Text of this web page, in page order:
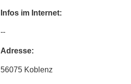
Infos im Internet:
--
Adresse:
56075 Koblenz